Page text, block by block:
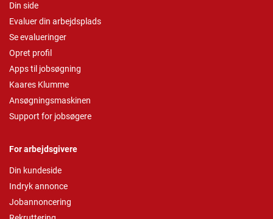
Din side
Evaluer din arbejdsplads
Se evalueringer
Opret profil
Apps til jobsøgning
Kaares Klumme
Ansøgningsmaskinen
Support for jobsøgere
For arbejdsgivere
Din kundeside
Indryk annonce
Jobannoncering